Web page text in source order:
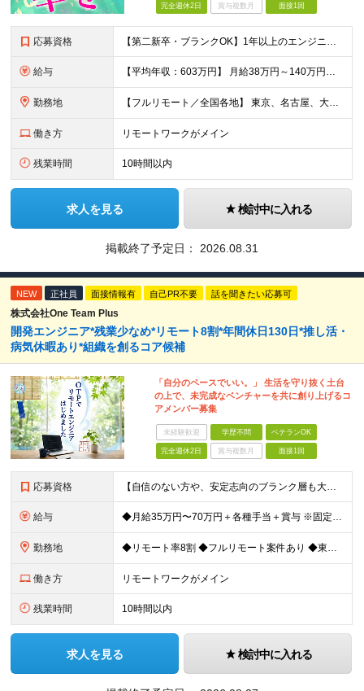
完全週休2日 賞与複数月 面接1回
応募資格 【第二新卒・ブランクOK】1年以上のエンジニア経験がある方(開発・インフラ・工程・言語一切不問） 文理・学歴不問 【歓迎条件】 ◆AI・クラウド案件に参画したい方 ◆下流工程から上流工程へステップア
給与 【平均年収：603万円】 月給38万円～140万円＋諸手当（経験者） 【平均年収603万円】 ※案件の契約内容や昇給額などはすべて開示します。 ※経験や能力を考慮し決定します。 ※月給には固定残業
勤務地 【フルリモート／全国各地】 東京、名古屋、大阪、福岡を中心とした全国のプロジェクトにアサイン。 ※プロジェクトは完全選択制です。 ※フルリモート、ハイブリッド型、常駐案件から自由に選択可能です。 ※転
働き方 リモートワークがメイン
残業時間 10時間以内
求人を見る 検討中に入れる
掲載終了予定日： 2026.08.31
NEW 正社員 面接情報有 自己PR不要 話を聞きたい応募可
株式会社One Team Plus
開発エンジニア*残業少なめ*リモート8割*年間休日130日*推し活・
病気休暇あり*組織を創るコア候補
「自分のペースでいい。」 生活を守り抜く土台
の上で、未完成なベンチャーを共に創り上げるコ
アメンバー募集
未経験歓迎 学歴不問 ベテランOK
完全週休2日 賞与複数月 面接1回
応募資格 【自信のない方や、安定志向のブランク層も大歓迎！】 ◆何らかのIT業界経験 システム開発、運用・保守の経験をお持ちの方（言語不問） ※経験年数が1〜2年程度と浅い方やブランクのある方も歓迎！ ◆学歴
給与 ◆月給35万円〜70万円＋各種手当＋賞与 ※固定残業代30時間分（30時間／月50,000円 ～ 100,000円）を含む。 超過分は別途全額支給します。 ※試用期間3ヵ月あり（期間中の給与の差異は
勤務地 ◆リモート率8割 ◆フルリモート案件あり ◆東京都、神奈川県、千葉県、埼玉県の各プロジェクト先 ＊ご自宅からのアクセス・通勤時間を最大限に考慮してアサインします。 ＊現在エンジニアの8割がフルリモー
働き方 リモートワークがメイン
残業時間 10時間以内
求人を見る 検討中に入れる